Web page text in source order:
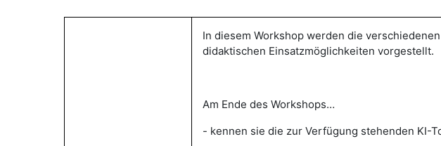
In diesem Workshop werden die
didaktischen Einsatzmöglichkeiten vorgestellt.
Am Ende des Workshops…
- kennen sie die zur Verfügung stehenden KI-